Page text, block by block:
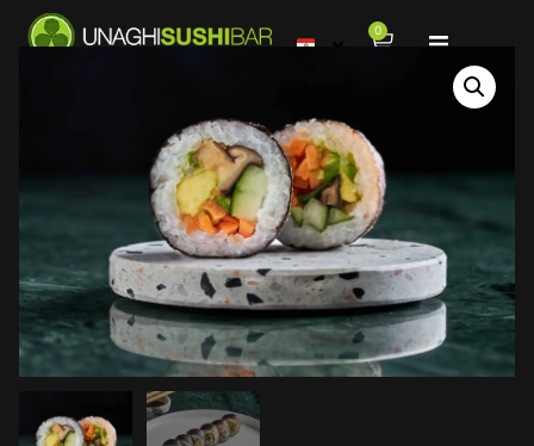
0
Sucursales
Contacto